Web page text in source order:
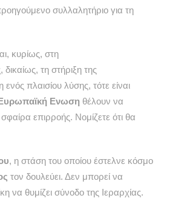
συλλαλητήριο για τη
κυρίως, στη
τη στήριξη της
πλαισίου λύσης, τότε είναι
Ενωση θέλουν να
επιρροής. Νομίζετε ότι θα
, η στάση του οποίου έστελνε κόσμο
τον δουλεύει. Δεν μπορεί να
να θυμίζει σύνοδο της Ιεραρχίας.